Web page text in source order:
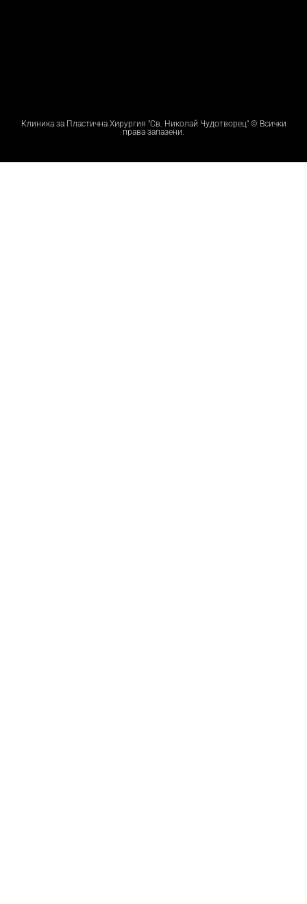
Клиника за Пластична Хирургия "Св. Николай Чудотворец" © Всички
права запазени.